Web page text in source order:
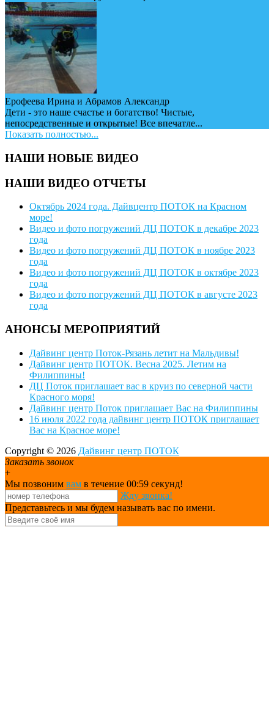
Ерофеева Ирина и Абрамов Александр
Дети - это наше счастье и богатство! Чистые,
непосредственные и открытые! Все впечатле...
Показать полностью...
НАШИ НОВЫЕ ВИДЕО
НАШИ ВИДЕО ОТЧЕТЫ
Октябрь 2024 года. Дайвцентр ПОТОК на Красном
море!
Видео и фото погружений ДЦ ПОТОК в декабре 2023
года
Видео и фото погружений ДЦ ПОТОК в ноябре 2023
года
Видео и фото погружений ДЦ ПОТОК в октябре 2023
года
Видео и фото погружений ДЦ ПОТОК в августе 2023
года
АНОНСЫ МЕРОПРИЯТИЙ
Дайвинг центр Поток-Рязань летит на Мальдивы!
Дайвинг центр ПОТОК. Весна 2025. Летим на
Филиппины!
ДЦ Поток приглашает вас в круиз по северной части
Красного моря!
Дайвинг центр Поток приглашает Вас на Филиппины
16 июля 2022 года дайвинг центр ПОТОК приглашает
Вас на Красное море!
Copyright © 2026 Дайвинг центр ПОТОК
Заказать звонок
+
Мы позвоним вам в течение 00:59 секунд!
Жду звонка!
Представьтесь и мы будем называть вас по имени.